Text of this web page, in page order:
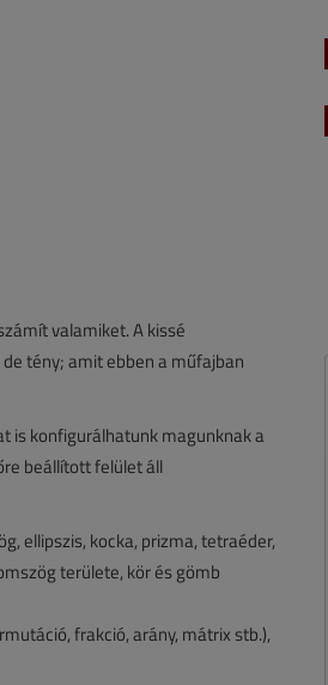
valamiket. A kissé
tény; amit ebben a műfajban
is konfigurálhatunk magunknak a
beállított felület áll
ellipszis, kocka, prizma, tetraéder,
területe, kör és gömb
frakció, arány, mátrix stb.),